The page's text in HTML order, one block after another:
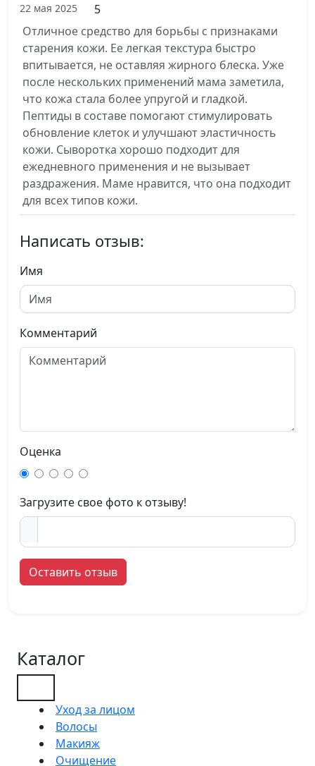
22 мая 2025
5
Отличное средство для борьбы с признаками
старения кожи. Ее легкая текстура быстро
впитывается, не оставляя жирного блеска. Уже
после нескольких применений мама заметила,
что кожа стала более упругой и гладкой.
Пептиды в составе помогают стимулировать
обновление клеток и улучшают эластичность
кожи. Сыворотка хорошо подходит для
ежедневного применения и не вызывает
раздражения. Маме нравится, что она подходит
для всех типов кожи.
Написать отзыв:
Имя
Комментарий
Оценка
Загрузите свое фото к отзыву!
Оставить отзыв
Каталог
Уход за лицом
Волосы
Макияж
Очищение